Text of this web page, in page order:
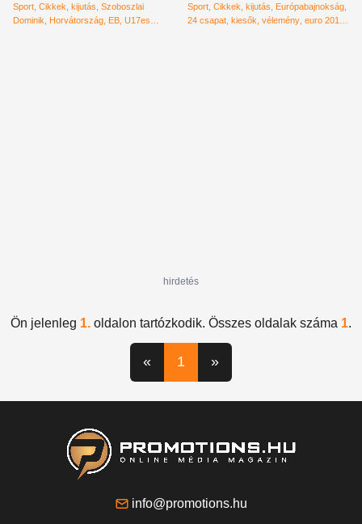
Sport Cikkek kijutás Szoboszlai
Dominik
Horvátország EB U17es
Sport Cikkek kijutás
Európabajnokság
24 csapat kiesők vélemény euro 2016
hirdetés
Ön jelenleg 1. oldalon tartózkodik. Összes oldalak száma 1.
« 1 »
info@promotions.hu